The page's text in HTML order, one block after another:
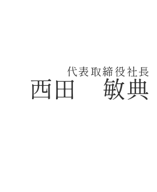
代表取締役社長
西田 敏典